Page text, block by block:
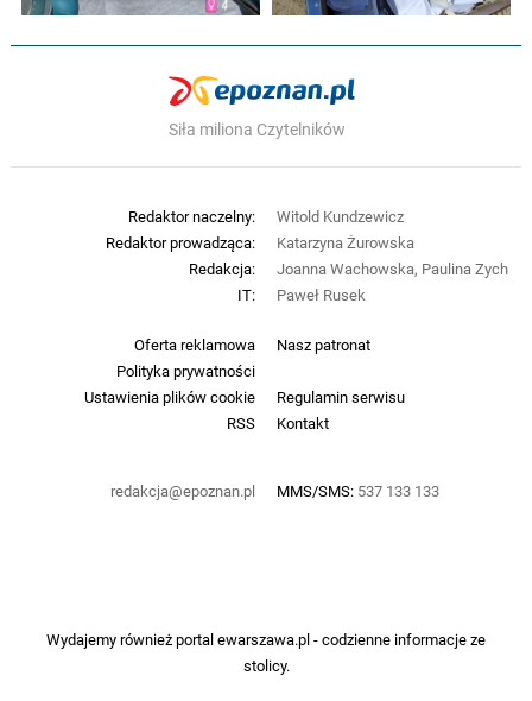
Siła miliona Czytelników
Oferta reklamowa
Nasz patronat
Polityka prywatności
Ustawienia plików cookie
Regulamin serwisu
RSS
Kontakt
redakcja@epoznan.pl MMS/SMS: 537 133 133
Redaktor naczelny:
Witold Kundzewicz
Redaktor prowadząca:
Katarzyna Żurowska
Redakcja:
Joanna Wachowska, Paulina Zych
IT:
Paweł Rusek
Wydajemy również portalewarszawa.pl- codzienne informacje ze
stolicy.